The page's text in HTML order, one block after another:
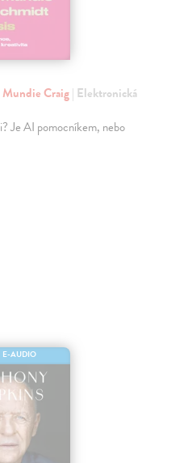
Craig| Elektronická
Je AI pomocníkem, nebo
E-AUDIO